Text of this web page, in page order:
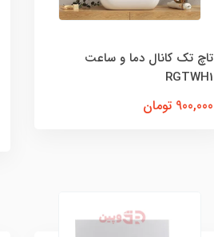
تاچ تک کانال دما و ساعت
RGTWH1
900,000 تومان